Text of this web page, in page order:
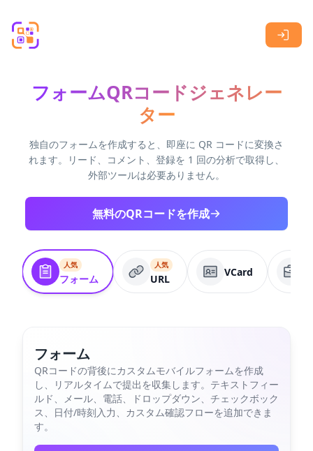
フォームQRコードジェネレー
ター
独自のフォームを作成すると、即座に QR コードに変換さ
れます。リード、コメント、登録を 1 回の分析で取得し、
外部ツールは必要ありません。
無料のQRコードを作成
人気
フォーム
人気
URL
VCard
フォーム
QRコードの背後にカスタムモバイルフォームを作成
し、リアルタイムで提出を収集します。テキストフィー
ルド、メール、電話、ドロップダウン、チェックボック
ス、日付/時刻入力、カスタム確認フローを追加できま
す。